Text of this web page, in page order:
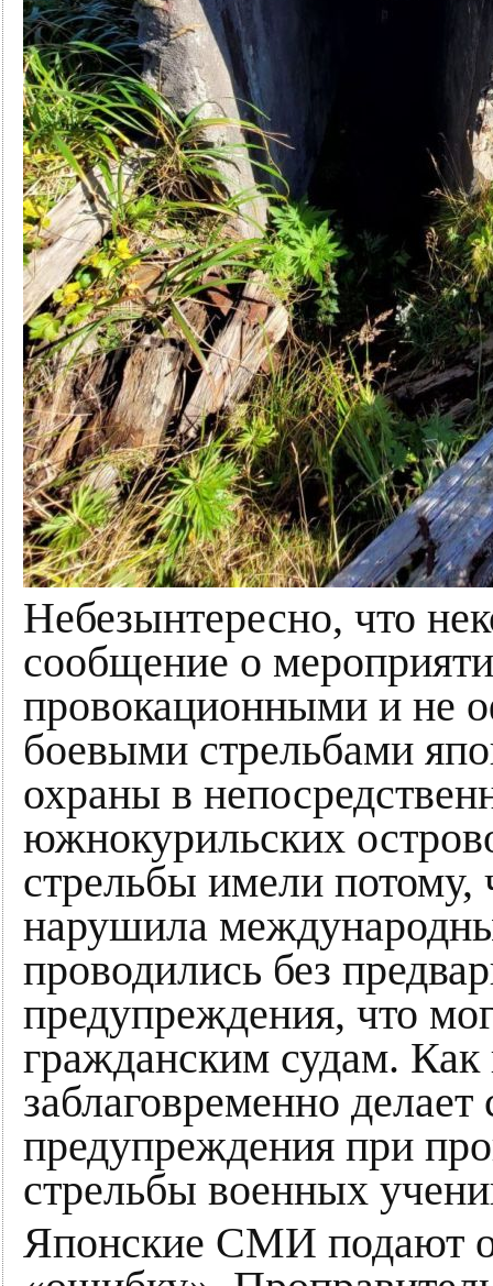
Небезынтересно, что
сообщение о
провокационными и не
боевыми стрельбами
охраны в
южнокурильских
стрельбы имели потому,
нарушила
проводились без
предупреждения, что
гражданским судам. Как
заблаговременно
предупреждения при
стрельбы военных
Японские СМИ подают